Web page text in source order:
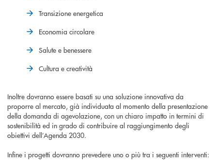
Transizione energetica
Economia circolare
Salute e benessere
Cultura e creatività
Inoltre dovranno essere basati su una soluzione innovativa da
proporre al mercato, già individuata al momento della presentazione
della domanda di agevolazione, con un chiaro impatto in termini di
sostenibilità ed in grado di contribuire al raggiungimento degli
obiettivi dell’Agenda 2030.
Infine i progetti dovranno prevedere uno o più tra i seguenti interventi: